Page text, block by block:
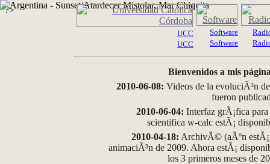
?>
UCC
UCC
Software
Software
Bienvenidos a mis
2010-06-08: Videos de la evoluciÃ³n
fueron
2010-06-04: Interfaz grÃ¡fica
scientifica w-calc estÃ¡
2010-04-18: ArchivÃ© (aÃºn
animaciÃ³n de 2009. Ahora estÃ¡
los 3 primeros meses de